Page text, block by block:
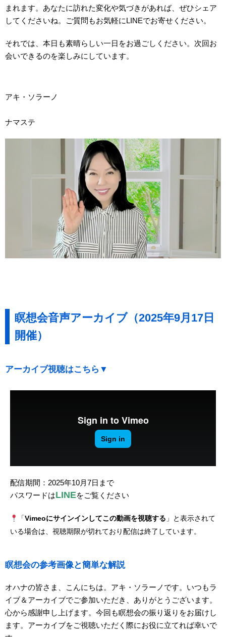
まれます。あなたに訪れた変化や気づきがあれば、ぜひシェア
してくださいね。ご質問もお気軽にLINEでお寄せください。
それでは、本日も素晴らしい一日をお過ごしください。次回お
会いできるのを楽しみにしています。
アキ・ソラーノ
ナマステ
瞑想会音声アーカイブ（2025年9月17日
開催）
アーカイブ視聴はこちら▼
配信期間：2025年10月7日まで
パスワードはLINEをご覧ください
「Vimeoにサインインしてこの動画を視聴する 」と表示されて
いる場合は、視聴期限が切れており配信は終了しています。
瞑想会の参考画像と簡単な解説
オハナの皆さま、こんにちは。アキ・ソラーノです。いつもラ
イブ＆アーカイブでご参加いただき、ありがとうございます。
心から感謝申し上げます。今回も瞑想会の振り返りをお届けし
ます。アーカイブをご視聴いただく際にお役に立てれば幸いで